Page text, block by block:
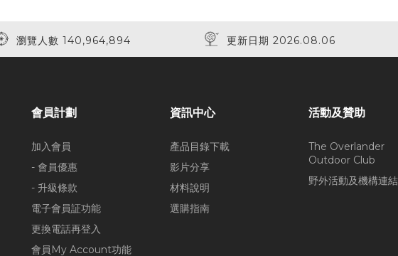
瀏覽人數 140,964,894 更新日期 2026.08.06
會員計劃
加入會員
- 會員優惠
- 升級條款
電子會員証功能
更換電話再登入
會員My Account功能
資訊中心
產品目錄下載
影片分享
材料說明
選購指南
活動及贊助
The Overlander
Outdoor Club
野外活動及機構連結